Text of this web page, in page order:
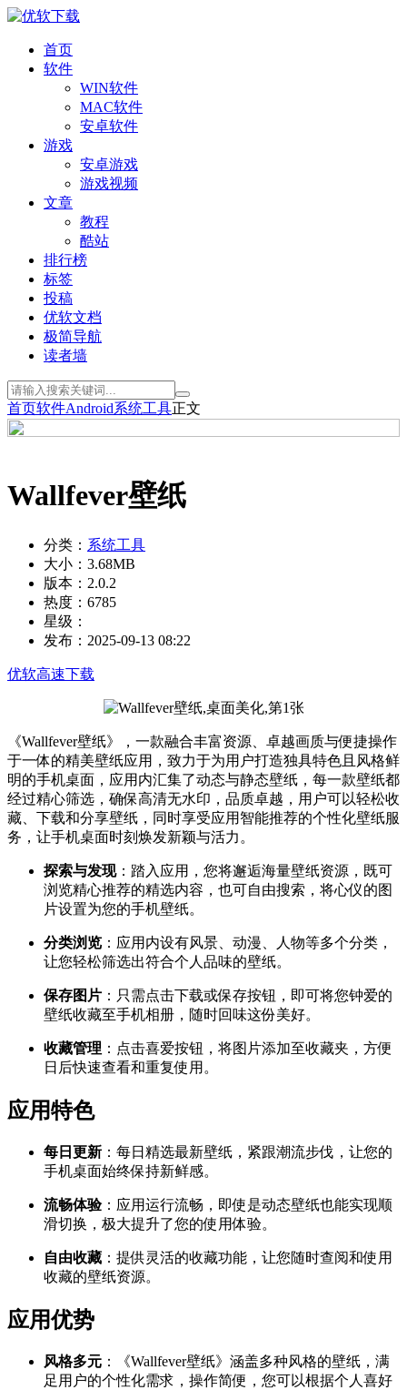
首页
软件
WIN软件
MAC软件
安卓软件
游戏
安卓游戏
游戏视频
文章
教程
酷站
排行榜
标签
投稿
优软文档
极简导航
读者墙
首页软件Android系统工具正文
Wallfever壁纸
分类： 系统工具
大小： 3.68MB
版本： 2.0.2
热度： 6785
星级：
发布： 2025-09-13 08:22
优软高速下载
《Wallfever壁纸》，一款融合丰富资源、卓越画质与便捷操作
于一体的精美壁纸应用，致力于为用户打造独具特色且风格鲜
明的手机桌面，应用内汇集了动态与静态壁纸，每一款壁纸都
经过精心筛选，确保高清无水印，品质卓越，用户可以轻松收
藏、下载和分享壁纸，同时享受应用智能推荐的个性化壁纸服
务，让手机桌面时刻焕发新颖与活力。
探索与发现：踏入应用，您将邂逅海量壁纸资源，既可
浏览精心推荐的精选内容，也可自由搜索，将心仪的图
片设置为您的手机壁纸。
分类浏览 ：应用内设有风景、动漫、人物等多个分类，
让您轻松筛选出符合个人品味的壁纸。
保存图片 ：只需点击下载或保存按钮，即可将您钟爱的
壁纸收藏至手机相册，随时回味这份美好。
收藏管理 ：点击喜爱按钮，将图片添加至收藏夹，方便
日后快速查看和重复使用。
应用特色
每日更新 ：每日精选最新壁纸，紧跟潮流步伐，让您的
手机桌面始终保持新鲜感。
流畅体验：应用运行流畅，即使是动态壁纸也能实现顺
滑切换，极大提升了您的使用体验。
自由收藏 ：提供灵活的收藏功能，让您随时查阅和使用
收藏的壁纸资源。
应用优势
风格多元 ：《Wallfever壁纸》涵盖多种风格的壁纸，满
足用户的个性化需求，操作简便，您可以根据个人喜好